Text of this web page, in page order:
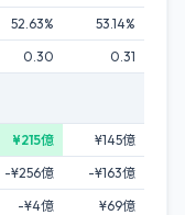
52.63%
53.14%
0.30 0.31
¥215億
¥145億
-¥256億
-¥163億
-¥4億
¥69億